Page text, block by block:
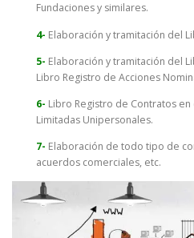
Fundaciones y similares.
4- Elaboración y tramitación del
5- Elaboración y tramitación del
Libro Registro de Acciones
6- Libro Registro de Contratos
Limitadas Unipersonales.
7- Elaboración de todo tipo de
acuerdos comerciales, etc.